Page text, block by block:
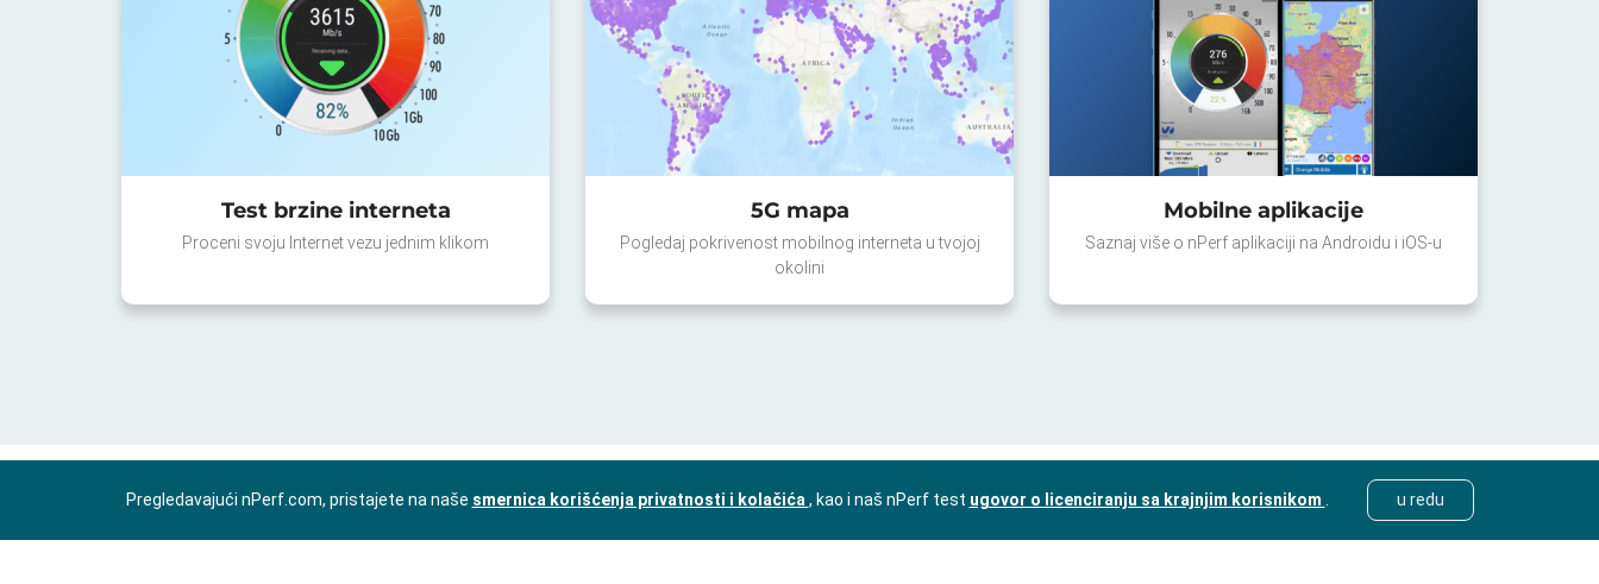
Test brzine interneta
Proceni svoju Internet vezu jednim klikom
5G mapa
Pogledaj pokrivenost mobilnog interneta u tvojoj
okolini
Mobilne aplikacije
Saznaj više o nPerf aplikaciji na Androidu i iOS-u
Pregledavajući nPerf.com, pristajete na naše smernica korišćenja privatnosti i kolačića , kao i naš nPerf test ugovor o licenciranju sa krajnjim korisnikom u redu